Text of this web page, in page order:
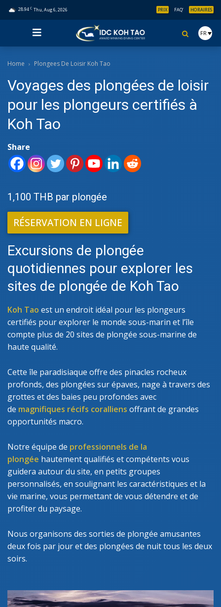
28.94 C Thu, Aug 6, 2026 PRIX FAQ’ HORAIRES
FR
Home Plongees De Loisir Koh Tao
Voyages des plongées de loisir
pour les plongeurs certifiés à
Koh Tao
Share
1,100 THB par plongée
RÉSERVATION EN LIGNE
Excursions de plongée
quotidiennes pour explorer les
sites de plongée de Koh Tao
Koh Tao est un endroit idéal pour les plongeurs
certifiés pour explorer le monde sous-marin et l’île
compte plus de 20 sites de plongée sous-marine de
haute qualité.
Cette île paradisiaque offre des pinacles rocheux
profonds, des plongées sur épaves, nage à travers des
grottes et des baies peu profondes avec
de magnifiques récifs coralliens offrant de grandes
opportunités macro.
Notre équipe de professionnels de la
plongée hautement qualifiés et compétents vous
guidera autour du site, en petits groupes
personnalisés, en soulignant les caractéristiques et la
vie marine, vous permettant de vous détendre et de
profiter du paysage.
Nous organisons des sorties de plongée amusantes
deux fois par jour et des plongées de nuit tous les deux
soirs.